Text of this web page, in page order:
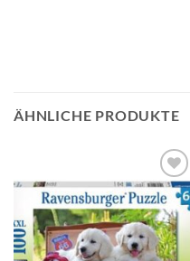
ÄHNLICHE PRODUKTE
Auf die
Wunschliste